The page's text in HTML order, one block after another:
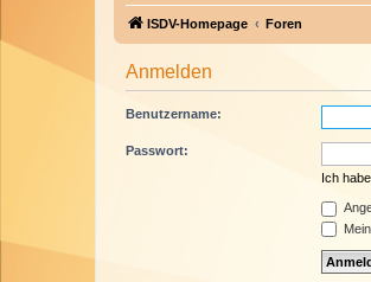
ISDV-Homepage Foren
Anmelden
Benutzername:
Passwort:
Ich